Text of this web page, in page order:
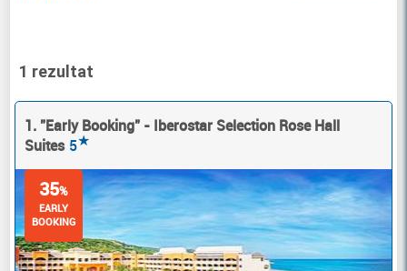
1 rezultat
1. "Early Booking" - Iberostar Selection Rose Hall
Suites 5★
35%
EARLY
BOOKING